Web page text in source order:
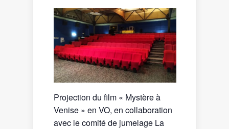
Projection du film « Mystère à
Venise » en VO, en collaboration
avec le comité de jumelage La